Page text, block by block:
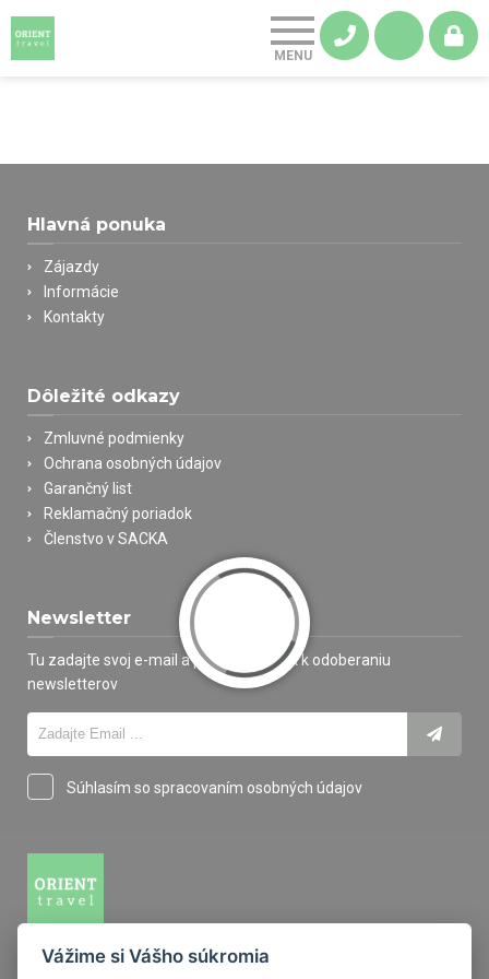
Hlavná ponuka
Zájazdy
Informácie
Kontakty
Dôležité odkazy
Zmluvné podmienky
Ochrana osobných údajov
Garančný list
Reklamačný poriadok
Členstvo v SACKA
Newsletter
Tu zadajte svoj e-mail a prihláste sa tak k odoberaniu
newsletterov
Súhlasím so spracovaním osobných údajov
M.R. Štefánika 14, 94001 Nové Zámky
Vážime si Vášho súkromia